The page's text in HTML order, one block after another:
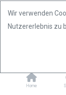
Home
50 Gramm
50
Wir verwenden
Nutzererlebnis zu